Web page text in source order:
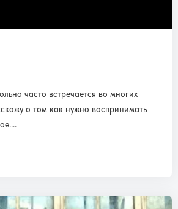
часто встречается во многих
о том как нужно воспринимать